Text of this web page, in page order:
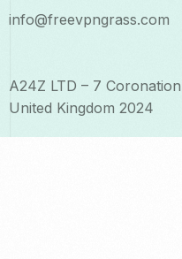
info@freevpngrass.com
A24Z LTD – 7
United Kingdom 2024